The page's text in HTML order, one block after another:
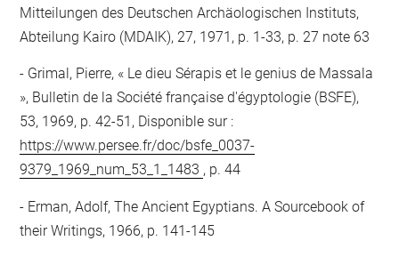
Mitteilungen des Deutschen Archäologischen Instituts,
Abteilung Kairo (MDAIK), 27, 1971, p. 1-33, p. 27 note 63
Grimal, Pierre, « Le dieu Sérapis et le genius de Massala
», Bulletin de la Société française d'égyptologie (BSFE),
53, 1969, p. 42-51, Disponible sur :
https://www.persee.fr/doc/bsfe_0037-
9379_1969_num_53_1_1483 , p. 44
Erman, Adolf, The Ancient Egyptians. A Sourcebook of
their Writings, 1966, p. 141-145